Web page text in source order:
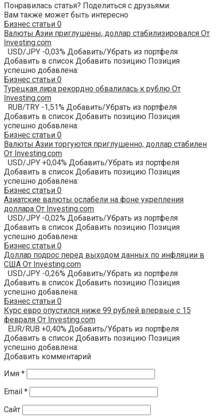
Понравилась статья? Поделиться с друзьями:
Вам также может быть интересно
Бизнес статьи 0
Валюты Азии приглушены, доллар стабилизировался От
Investing.com
USD/JPY -0,03% Добавить/Убрать из портфеля
Добавить в список Добавить позицию Позиция
успешно добавлена:
Бизнес статьи 0
Турецкая лира рекордно обвалилась к рублю От
Investing.com
RUB/TRY -1,51% Добавить/Убрать из портфеля
Добавить в список Добавить позицию Позиция
успешно добавлена:
Бизнес статьи 0
Валюты Азии торгуются приглушенно, доллар стабилен
От Investing.com
USD/JPY +0,04% Добавить/Убрать из портфеля
Добавить в список Добавить позицию Позиция
успешно добавлена:
Бизнес статьи 0
Азиатские валюты ослабели на фоне укрепления
доллара От Investing.com
USD/JPY -0,02% Добавить/Убрать из портфеля
Добавить в список Добавить позицию Позиция
успешно добавлена:
Бизнес статьи 0
Доллар подрос перед выходом данных по инфляции в
США От Investing.com
USD/JPY -0,26% Добавить/Убрать из портфеля
Добавить в список Добавить позицию Позиция
успешно добавлена:
Бизнес статьи 0
Курс евро опустился ниже 99 рублей впервые с 15
февраля От Investing.com
EUR/RUB +0,40% Добавить/Убрать из портфеля
Добавить в список Добавить позицию Позиция
успешно добавлена:
Добавить комментарий
Имя *
Email *
Сайт